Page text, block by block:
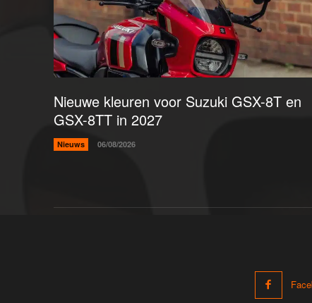
Nieuwe kleuren voor Suzuki GSX-8T en
GSX-8TT in 2027
Nieuws 06/08/2026